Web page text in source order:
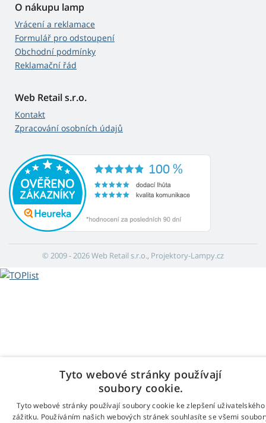
O nákupu lamp
Vrácení a reklamace
Formulář pro odstoupení
Obchodní podmínky
Reklamační řád
Web Retail s.r.o.
Kontakt
Zpracování osobních údajů
© 2009 - 2026 Web Retail s.r.o., Projektory-Lampy.cz
Tyto webové stránky používají
soubory cookie.
Tyto webové stránky používají soubory cookie ke zlepšení uživatelského
zážitku. Používáním našich webových stránek souhlasíte se všemi